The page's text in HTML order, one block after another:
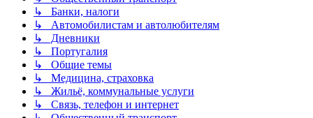
↳ Банки, налоги
↳ Автомобилистам и автолюбителям
↳ Дневники
↳ Португалия
↳ Общие темы
↳ Медицина, страховка
↳ Жильё, коммунальные услуги
↳ Связь, телефон и интернет